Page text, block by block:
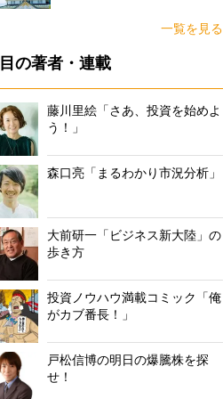
一覧を見る
の著者・連載
藤川里絵「さあ、投資を始めよ
う！」
森口亮「まるわかり市況分析」
大前研一「ビジネス新大陸」の
歩き方
投資ノウハウ満載コミック「俺
がカブ番長！」
戸松信博の明日の爆騰株を探
せ！